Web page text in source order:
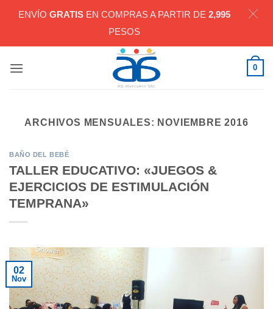
0
ARCHIVOS MENSUALES: NOVIEMBRE 2016
BAÑO DEL BEBÉ
TALLER EDUCATIVO: «JUEGOS &
EJERCICIOS DE ESTIMULACIÓN
TEMPRANA»
02
Nov
ENVÍO GRATIS EN COMPRAS A PARTIR DE 2,995
PESOS